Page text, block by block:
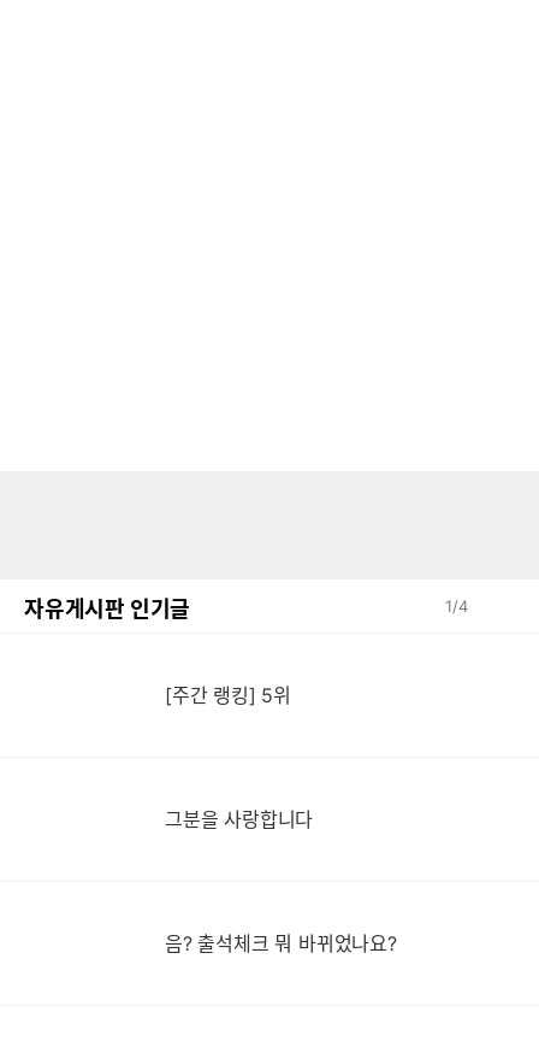
자유게시판 인기글 1/4
[주간 랭킹] 5위
그분을 사랑합니다
음? 출석체크 뭐 바뀌었나요?